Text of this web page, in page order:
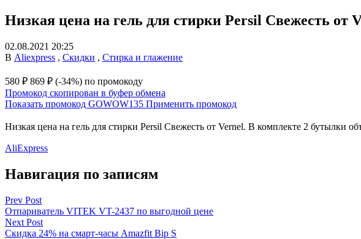
Низкая цена на гель для стирки Persil Свежесть от
02.08.2021 20:25
В Aliexpress , Скидки , Стирка и глажение
580 ₽ 869 ₽ (-34%) по промокоду
Промокод скопирован в буфер обмена
Показать промокод GOWOW135 Применить промокод
Низкая цена на гель для стирки Persil Свежесть от Vernel. В комплекте 2 бутылки
AliExpress
Навигация по записям
Prev Post
Отпариватель VITEK VT-2437 по выгодной цене
Next Post
Скидка 24% на смарт-часы Amazfit Bip S